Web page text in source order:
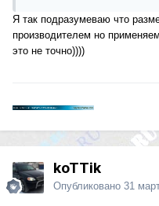
Я так подразумеваю что
производителем но
это не точно))))
koTTik
Опубликовано 31